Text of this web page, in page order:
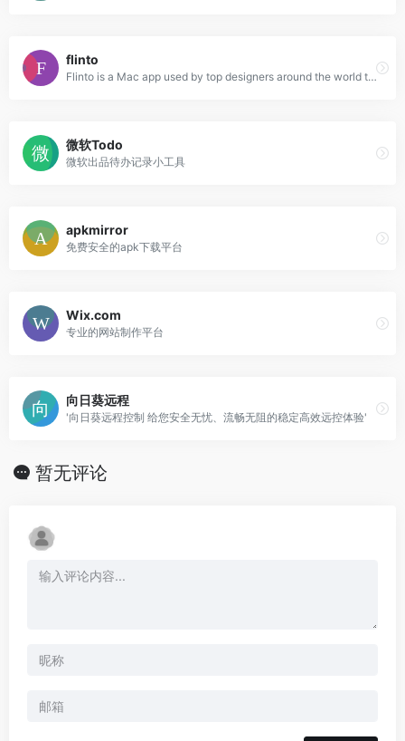
flinto
Flinto is a Mac app used by top designers around the world to create interactive and animated prototypes of their app designs.
微软Todo
微软出品待办记录小工具
apkmirror
免费安全的apk下载平台
Wix.com
专业的网站制作平台
向日葵远程
'向日葵远程控制 给您安全无忧、流畅无阻的稳定高效远控体验'
暂无评论